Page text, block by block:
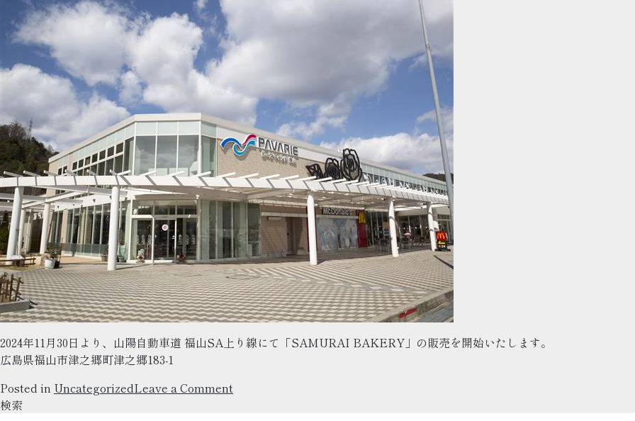
詐
欺
ト・
偽
サ
イ
ト
に
つ
い
て
2024年11月30日より、山陽自動車道 福山SA上り線にて「SAMURAI BAKERY」の販売を開始いたします。
広島県福山市津之郷町津之郷183-1
Posted in UncategorizedLeave a Comment
検索